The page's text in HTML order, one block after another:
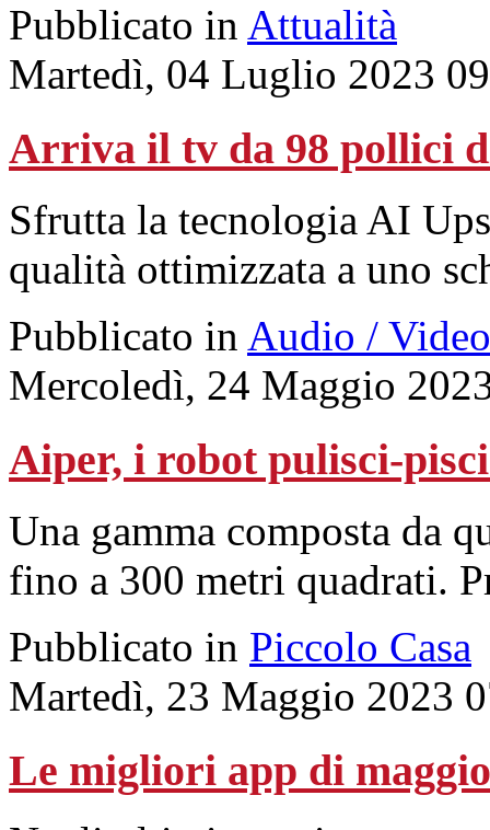
Pubblicato in Attualità
Martedì, 04 Luglio 2023
Arriva il tv da 98 pollici
Sfrutta la tecnologia AI
qualità ottimizzata a uno
Pubblicato in Audio / Video
Mercoledì, 24 Maggio
Aiper, i robot pulisci-
Una gamma composta da
fino a 300 metri quadrati.
Pubblicato in Piccolo Casa
Martedì, 23 Maggio 2023
Le migliori app di